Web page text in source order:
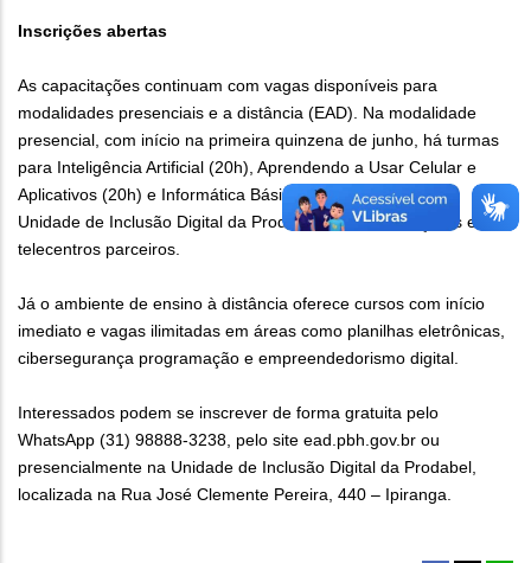
Inscrições abertas
As capacitações continuam com vagas disponíveis para
modalidades presenciais e a distância (EAD). Na modalidade
presencial, com início na primeira quinzena de junho, há turmas
para Inteligência Artificial (20h), Aprendendo a Usar Celular e
Aplicativos (20h) e Informática Básica (60h), com aulas na
Unidade de Inclusão Digital da Prodabel, no CRPI Caiçaras e em
telecentros parceiros.
Já o ambiente de ensino à distância oferece cursos com início
imediato e vagas ilimitadas em áreas como planilhas eletrônicas,
cibersegurança programação e empreendedorismo digital.
Interessados podem se inscrever de forma gratuita pelo
WhatsApp (31) 98888-3238, pelo site ead.pbh.gov.br ou
presencialmente na Unidade de Inclusão Digital da Prodabel,
localizada na Rua José Clemente Pereira, 440 – Ipiranga.